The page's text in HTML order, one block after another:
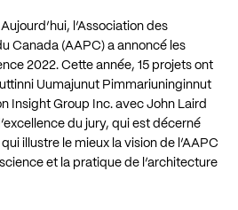
l’Association des
Canada (AAPC) a annoncé les
2022. Cette année, 15 projets ont
Uumajunut Pimmariuninginnut
Insight Group Inc. avec John Laird
du jury, qui est décerné
illustre le mieux la vision de l’AAPC
et la pratique de l’architecture